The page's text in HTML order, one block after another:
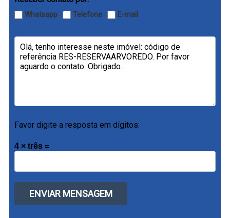
Whatsapp Telefone E-mail
Favor digite a resposta em dígitos:
4 × três =